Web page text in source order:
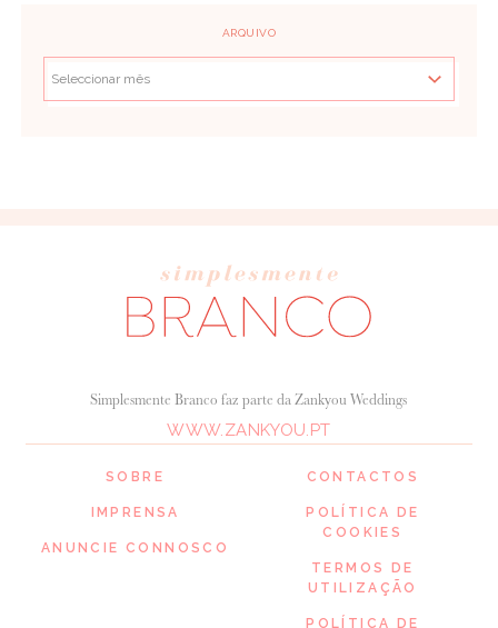
ARQUIVO
SOBRE
IMPRENSA
ANUNCIE CONNOSCO
Simplesmente Branco faz parte da Zankyou Weddings
WWW.ZANKYOU.PT
CONTACTOS
POLÍTICA DE
COOKIES
TERMOS DE
UTILIZAÇÃO
POLÍTICA DE